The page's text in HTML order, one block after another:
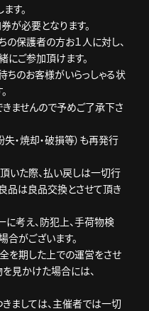
す。
が必要となります。
保護者の方お１人に対し、
にご参加頂けます。
ちのお客様がいらっしゃる状
ませんので予めご了承下さ
・焼却・破損等）も再発行
た際、払い戻しは一切行
品は良品交換とさせて頂き
考え、防犯上、手荷物検
合がございます。
を期した上での運営をさせ
見かけた場合には、
ましては、主催者では一切